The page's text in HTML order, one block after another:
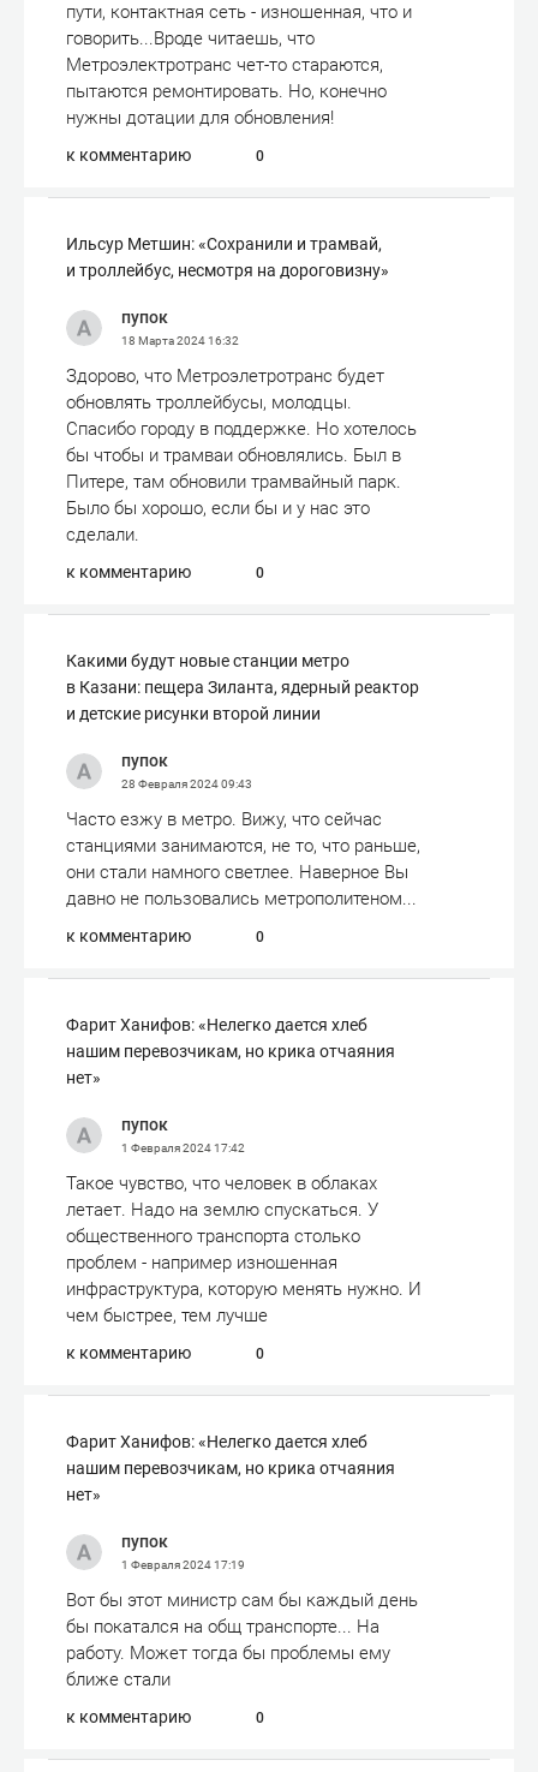
пути, контактная сеть - изношенная, что и
говорить...Вроде читаешь, что
Метроэлектротранс чет-то стараются,
пытаются ремонтировать. Но, конечно
нужны дотации для обновления!
к комментарию 0
Ильсур Метшин: «Сохранили и трамвай,
и троллейбус, несмотря на дороговизну»
пупок
18 Марта 202416:32
Здорово, что Метроэлетротранс будет
обновлять троллейбусы, молодцы.
Спасибо городу в поддержке. Но хотелось
бы чтобы и трамваи обновлялись. Был в
Питере, там обновили трамвайный парк.
Было бы хорошо, если бы и у нас это
сделали.
к комментарию 0
Какими будут новые станции метро
в Казани: пещера Зиланта, ядерный реактор
и детские рисунки второй линии
пупок
28 Февраля 202409:43
Часто езжу в метро. Вижу, что сейчас
станциями занимаются, не то, что раньше,
они стали намного светлее. Наверное Вы
давно не пользовались метрополитеном...
к комментарию 0
Фарит Ханифов: «Нелегко дается хлеб
нашим перевозчикам, но крика отчаяния
нет»
пупок
1 Февраля 202417:42
Такое чувство, что человек в облаках
летает. Надо на землю спускаться. У
общественного транспорта столько
проблем - например изношенная
инфраструктура, которую менять нужно. И
чем быстрее, тем лучше
к комментарию 0
Фарит Ханифов: «Нелегко дается хлеб
нашим перевозчикам, но крика отчаяния
нет»
пупок
1 Февраля 202417:19
Вот бы этот министр сам бы каждый день
бы покатался на общ транспорте... На
работу. Может тогда бы проблемы ему
ближе стали
к комментарию 0